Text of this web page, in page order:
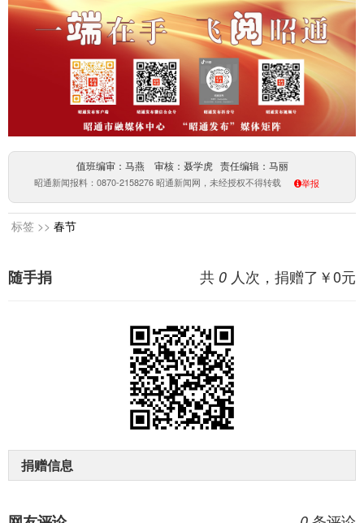
值班编审：马燕 审核：聂学虎 责任编辑：马丽
昭通新闻报料：0870-2158276 昭通新闻网，未经授权不得转载 举报
标签 >> 春节
共 0 人次，捐赠了￥0元
随手捐
捐赠信息